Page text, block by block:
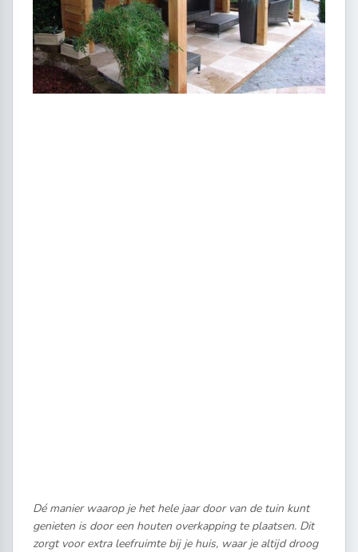
Dé manier waarop je het hele jaar door van de tuin kunt
genieten is door een houten overkapping te plaatsen. Dit
zorgt voor extra leefruimte bij je huis, waar je altijd droog